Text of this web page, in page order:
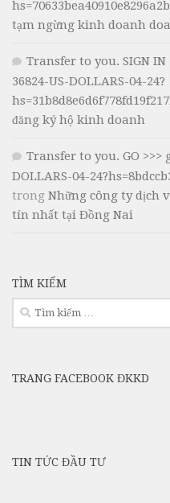
tạm ngừng kinh doanh
Transfer to you. SIGN IN
36824-US-DOLLARS-04-24?
đăng ký hộ kinh doanh
Transfer to you. GO >>>
DOLLARS-04-
trong Những công ty dịch
tín nhất tại Đồng Nai
TÌM KIẾM
Tìm
kiếm
TRANG FACEBOOK ĐKKD
TIN TỨC ĐẦU TƯ